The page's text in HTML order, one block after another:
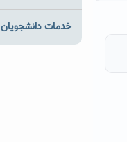
خدمات دانشجویان